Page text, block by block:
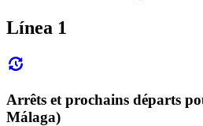
Línea 1
Arrêts et prochains départs
Málaga)